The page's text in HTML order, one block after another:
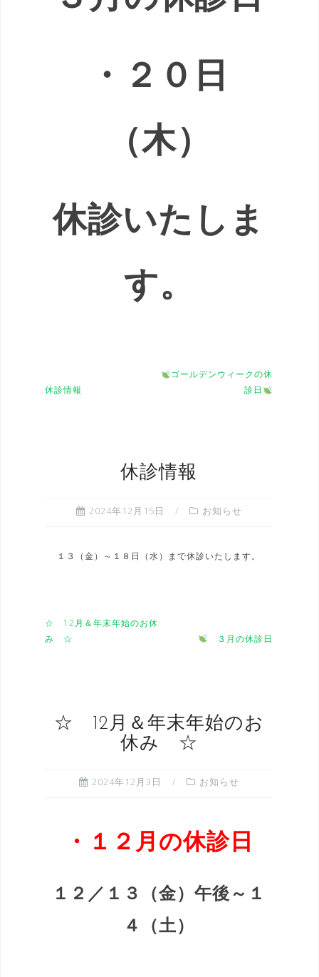
・２０日
（木）
休診いたしま
す。
休診情報
ゴールデンウィークの休
診日
休診情報
2024年12月15日 お知らせ
１３（金）～１８日（水）まで休診いたします。
☆ 12月＆年末年始のお休
み ☆
３月の休診日
☆ 12月＆年末年始のお
休み ☆
2024年12月3日 お知らせ
・１２月の休診日
１２／１３（金）午後 ～１
４（土）